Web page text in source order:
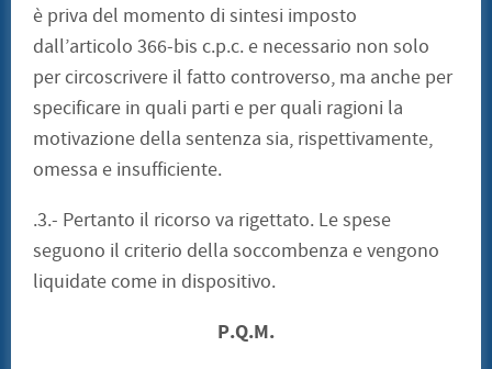
è priva del momento di sintesi imposto
dall’articolo 366-bis c.p.c. e necessario non solo
per circoscrivere il fatto controverso, ma anche per
specificare in quali parti e per quali ragioni la
motivazione della sentenza sia, rispettivamente,
omessa e insufficiente.
.3.- Pertanto il ricorso va rigettato. Le spese
seguono il criterio della soccombenza e vengono
liquidate come in dispositivo.
P.Q.M.